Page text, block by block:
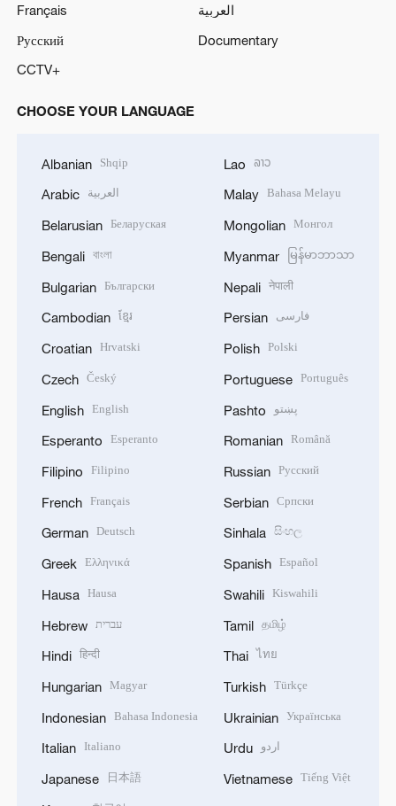
Français
العربية
Русский
Documentary
CCTV+
CHOOSE YOUR LANGUAGE
Albanian Shqip
Arabic العربية
Belarusian Беларуская
Bengali বাংলা
Bulgarian Български
Cambodian ខ្មែរ
Croatian Hrvatski
Czech Český
English English
Esperanto Esperanto
Filipino Filipino
French Français
German Deutsch
Greek Ελληνικά
Hausa Hausa
Hebrew עברית
Hindi हिन्दी
Hungarian Magyar
Indonesian Bahasa Indonesia
Italian Italiano
Japanese 日本語
Lao ລາວ
Malay Bahasa Melayu
Mongolian Монгол
Myanmar မြန်မာဘာသာ
Nepali नेपाली
Persian فارسی
Polish Polski
Portuguese Português
Pashto پښتو
Romanian Română
Russian Русский
Serbian Српски
Sinhala සිංහල
Spanish Español
Swahili Kiswahili
Tamil தமிழ்
Thai ไทย
Turkish Türkçe
Ukrainian Українська
Urdu اردو
Vietnamese Tiếng Việt